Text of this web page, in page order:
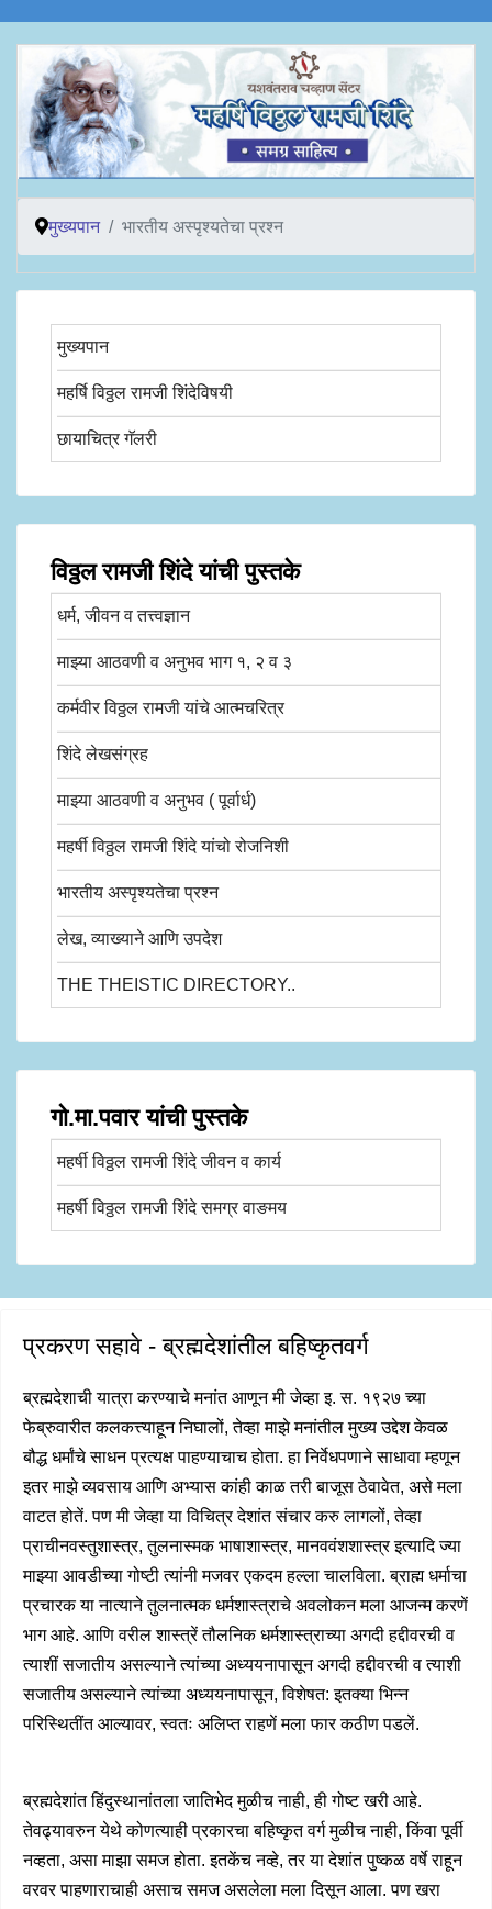
मुख्यपान भारतीय अस्पृश्यतेचा प्रश्न
मुख्यपान
महर्षि विठ्ठल रामजी शिंदेविषयी
छायाचित्र गॅलरी
विठ्ठल रामजी शिंदे यांची पुस्तके
धर्म, जीवन व तत्त्वज्ञान
माझ्या आठवणी व अनुभव भाग १, २ व ३
कर्मवीर विठ्ठल रामजी यांचे आत्मचरित्र
शिंदे लेखसंग्रह
माझ्या आठवणी व अनुभव ( पूर्वार्ध)
महर्षी विठ्ठल रामजी शिंदे यांचो रोजनिशी
भारतीय अस्पृश्यतेचा प्रश्न
लेख, व्याख्याने आणि उपदेश
THE THEISTIC DIRECTORY..
गो.मा.पवार यांची पुस्तके
महर्षी विठ्ठल रामजी शिंदे जीवन व कार्य
महर्षी विठ्ठल रामजी शिंदे समग्र वाङमय
प्रकरण सहावे - ब्रह्मदेशांतील बहिष्कृतवर्ग
ब्रह्मदेशाची यात्रा करण्याचे मनांत आणून मी जेव्हा इ. स. १९२७ च्या
फेब्रुवारीत कलकत्त्याहून निघालों, तेव्हा माझे मनांतील मुख्य उद्देश केवळ
बौद्ध धर्मांचे साधन प्रत्यक्ष पाहण्याचाच होता. हा निर्वेधपणाने साधावा म्हणून
इतर माझे व्यवसाय आणि अभ्यास कांही काळ तरी बाजूस ठेवावेत, असे मला
वाटत होतें. पण मी जेव्हा या विचित्र देशांत संचार करु लागलों, तेव्हा
प्राचीनवस्तुशास्त्र, तुलनास्मक भाषाशास्त्र, मानववंशशास्त्र इत्यादि ज्या
माझ्या आवडीच्या गोष्टी त्यांनी मजवर एकदम हल्ला चालविला. ब्राह्म धर्माचा
प्रचारक या नात्याने तुलनात्मक धर्मशास्त्राचे अवलोकन मला आजन्म करणें
भाग आहे. आणि वरील शास्त्रें तौलनिक धर्मशास्त्राच्या अगदी हद्दीवरची व
त्याशीं सजातीय असल्याने त्यांच्या अध्ययनापासून अगदी हद्दीवरची व त्याशी
सजातीय असल्याने त्यांच्या अध्ययनापासून, विशेषत: इतक्या भिन्न
परिस्थितींत आल्यावर, स्वतः अलिप्त राहणें मला फार कठीण पडलें.
ब्रह्मदेशांत हिंदुस्थानांतला जातिभेद मुळीच नाही, ही गोष्ट खरी आहे.
तेवढ्यावरुन येथे कोणत्याही प्रकारचा बहिष्कृत वर्ग मुळीच नाही, किंवा पूर्वी
नव्हता, असा माझा समज होता. इतकेंच नव्हे, तर या देशांत पुष्कळ वर्षे राहून
वरवर पाहणाराचाही असाच समज असलेला मला दिसून आला. पण खरा